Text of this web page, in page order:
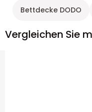
Bettdecke DODO
Vergleichen Sie